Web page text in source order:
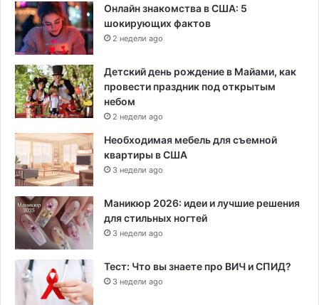
Онлайн знакомства в США: 5
шокирующих фактов
2 недели ago
Детский день рождение в Майами, как
провести праздник под открытым
небом
2 недели ago
Необходимая мебель для съемной
квартиры в США
3 недели ago
Маникюр 2026: идеи и лучшие решения
для стильных ногтей
3 недели ago
Тест: Что вы знаете про ВИЧ и СПИД?
3 недели ago